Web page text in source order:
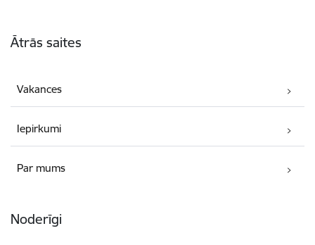
Ātrās saites
Vakances
Iepirkumi
Par mums
Noderīgi